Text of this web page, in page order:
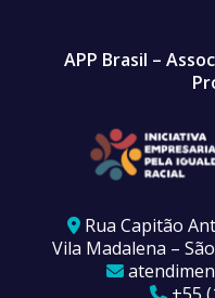
APP Brasil –
Rua Capitão
Vila Madalena –